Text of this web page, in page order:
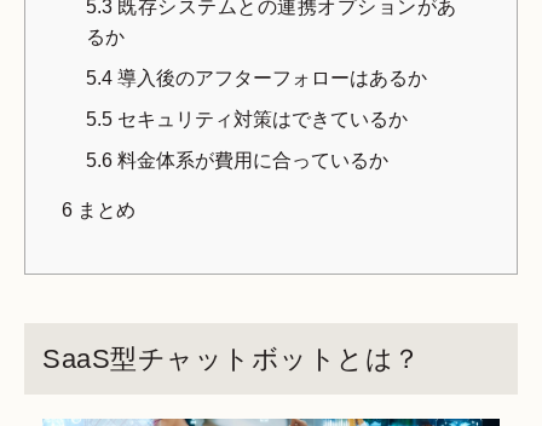
5.3 既存システムとの連携オプションがあ
るか
5.4 導入後のアフターフォローはあるか
5.5 セキュリティ対策はできているか
5.6 料金体系が費用に合っているか
6 まとめ
SaaS型チャットボットとは？